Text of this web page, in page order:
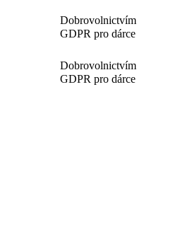
Dobrovolnictvím
GDPR pro dárce
Dobrovolnictvím
GDPR pro dárce